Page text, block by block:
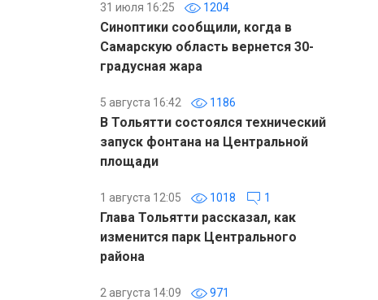
31 июля 16:25 1204
Синоптики сообщили, когда в
Самарскую область вернется 30-
градусная жара
5 августа 16:42 1186
В Тольятти состоялся технический
запуск фонтана на Центральной
площади
1 августа 12:05 1018 1
Глава Тольятти рассказал, как
изменится парк Центрального
района
2 августа 14:09 971